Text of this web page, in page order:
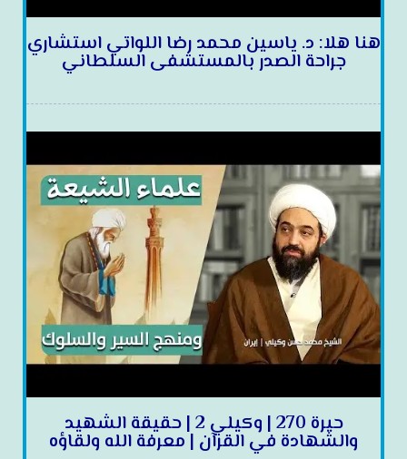
هنا هلا: د. ياسين محمد رضا اللواتي استشاري
جراحة الصدر بالمستشفى السلطاني
حيرة 270 | وكيلي 2 | حقيقة الشهيد
والشهادة في القرآن | معرفة الله ولقاؤه